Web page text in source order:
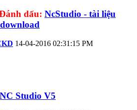
dấu: NcStudio - tài liệu
14-04-2016 02:31:15 PM
Studio V5